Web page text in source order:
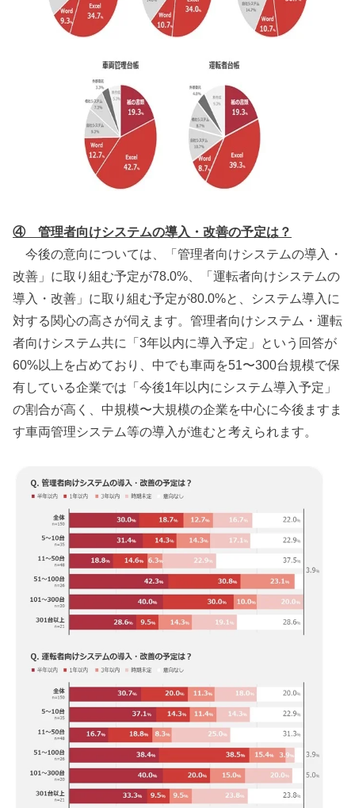
④ 管理者向けシステムの導入・改善の予定は？
今後の意向については、「管理者向けシステムの導入・
改善」に取り組む予定が78.0%、「運転者向けシステムの
導入・改善」に取り組む予定が80.0%と、システム導入に
対する関心の高さが伺えます。管理者向けシステム・運転
者向けシステム共に「3年以内に導入予定」という回答が
60%以上を占めており、中でも車両を51〜300台規模で保
有している企業では「今後1年以内にシステム導入予定」
の割合が高く、中規模〜大規模の企業を中心に今後ますま
す車両管理システム等の導入が進むと考えられます。